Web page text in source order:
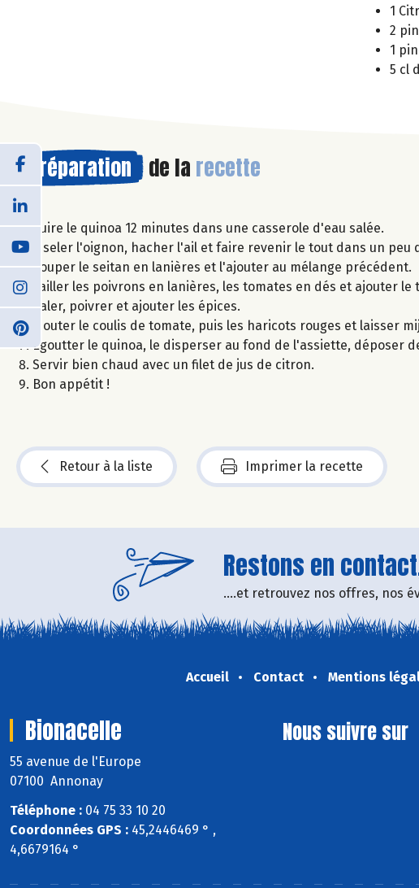
1
2
1
5 cl
Préparation de la recette
Cuire le quinoa 12 minutes dans une casserole d'eau salée.
Ciseler l'oignon, hacher l'ail et faire revenir le tout dans un peu
Couper le seitan en lanières et l'ajouter au mélange précédent.
Tailler les poivrons en lanières, les tomates en dés et ajouter le
Saler, poivrer et ajouter les épices.
Ajouter le coulis de tomate, puis les haricots rouges et laisser
Égoutter le quinoa, le disperser au fond de l'assiette, déposer
Servir bien chaud avec un filet de jus de citron.
Bon appétit !
Retour à la liste Imprimer la recette
Restons en
....et retrouvez nos offres, nos
Accueil Contact Mentions
Bionacelle
55 avenue de l'Europe
07100 Annonay
Téléphone : 04 75 33 10 20
Coordonnées GPS : 45,2446469 ° ,
4,6679164 °
Nous suivre sur